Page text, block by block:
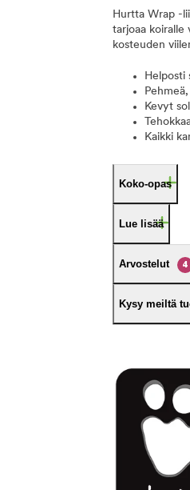
Hurtta Wrap -
tarjoaa koiralle
kosteuden
Helposti
Kevyt
Kaikki
Koko-opas
Lue lisää
Arvostelut 4
Kysy meiltä